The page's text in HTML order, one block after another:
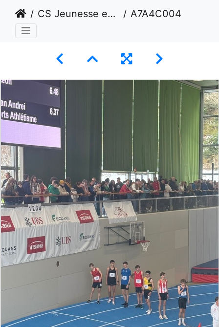
CS Jeunesse en salle Février 2025 - Macolin A7A4C004-F253-49CD-9784-2D080388F559 1 105 c